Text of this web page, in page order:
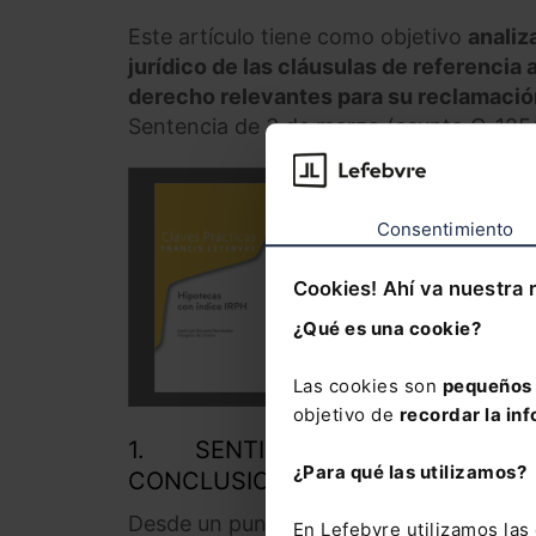
Consentimiento
Cookies! Ahí va nuestra
¿Qué es una cookie?
Las cookies son
objetivo de recordar la
¿Para qué las utilizamos?
En Lefebvre utilizamos las
Este artículo tiene como objetivo
jurídico de las cláusulas de referencia
derecho relevantes para su
Sentencia de 3 de marzo (asunto C-
1. SENTIDO DE LA SENTENCIA
CONCLUSIONES DEL ABOGADO
Desde un punto de vista técnico no